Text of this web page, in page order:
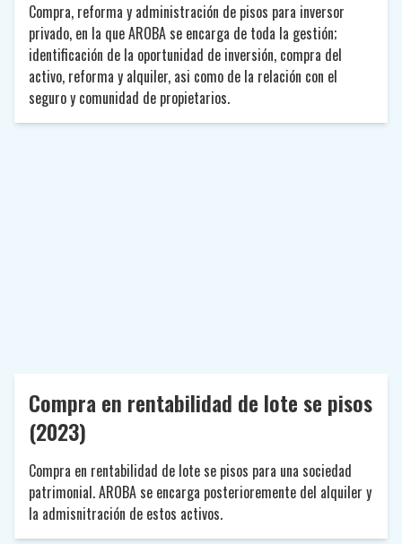
Compra, reforma y administración de pisos para inversor
privado, en la que AROBA se encarga de toda la gestión;
identificación de la oportunidad de inversión, compra del
activo, reforma y alquiler, asi como de la relación con el
seguro y comunidad de propietarios.
Compra en rentabilidad de lote se pisos
(2023)
Compra en rentabilidad de lote se pisos para una sociedad
patrimonial. AROBA se encarga posterioremente del alquiler y
la admisnitración de estos activos.